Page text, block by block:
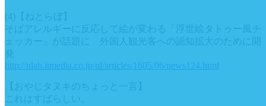
(4)【ねとらぼ】
そばアレルギーに反応して絵が変わる「浮世絵タトゥー風チ
ェッカー」が話題に 外国人観光客への認知拡大のために開
発
http://nlab.itmedia.co.jp/nl/articles/1605/06/news124.html
【おやじタヌキのちょっと一言】
これはすばらしい。